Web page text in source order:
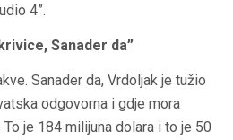
4”.
Sanader da”
Sanader da, Vrdoljak je tužio
odgovorna i gdje mora
je 184 milijuna dolara i to je 50